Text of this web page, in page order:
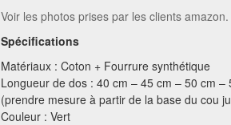
Voir les photos prises par les clients amazon.
Spécifications
Matériaux : Coton + Fourrure synthétique
Longueur de dos : 40 cm – 45 cm – 50 cm
(prendre mesure à partir de la base du cou
Couleur : Vert